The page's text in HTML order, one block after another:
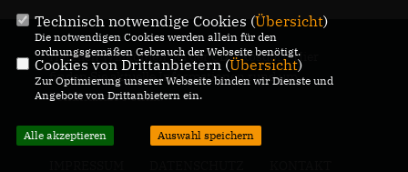
Herzlich Willkomen bei der CDU Rosdorf! Hier
finden Sie aktuelle Informationen rund um
kommunale Politik.
Technisch notwendige Cookies (Übersicht)
Die notwendigen Cookies werden allein für den
ordnungsgemäßen Gebrauch der Webseite benötigt.
Cookies von Drittanbietern (Übersicht)
Zur Optimierung unserer Webseite binden wir Dienste und
Angebote von Drittanbietern ein.
Alle akzeptieren Auswahl speichern